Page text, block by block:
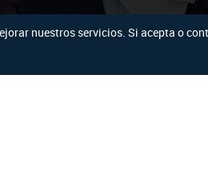
nuestros servicios. Si acepta o